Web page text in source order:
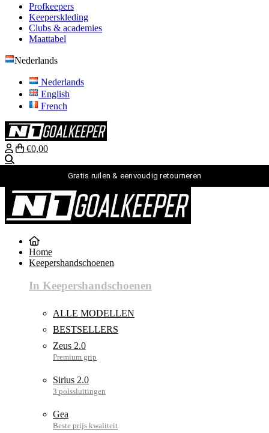
Profkeepers
Keeperskleding
Clubs & academies
Maattabel
Nederlands
Nederlands
English
French
€0,00
Gratis ruilen & eenvoudig retourneren
Nederlands
French
inloggen
Home
Keepershandschoenen
In Keepershandschoenen
ALLE MODELLEN
BESTSELLERS
Zeus 2.0
Sirius 2.0
Gea